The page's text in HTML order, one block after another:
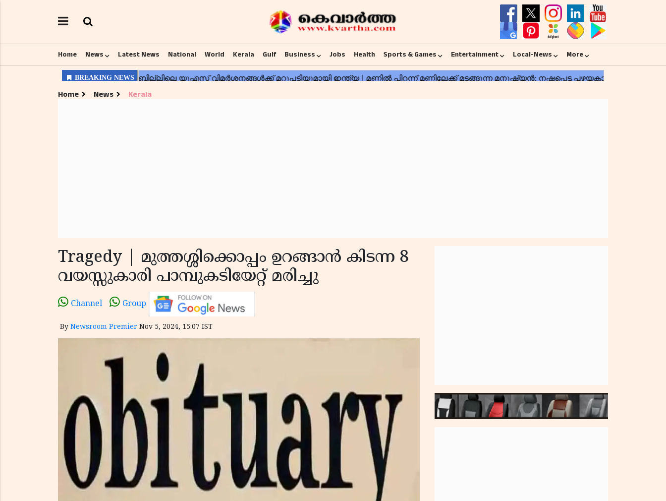
Home News Latest News National World Kerala Gulf Business Jobs Health Sports & Games Entertainment Local-News More
Home News Kerala
Tragedy | മുത്തശ്ശിക്കൊപ്പം ഉറങ്ങാന്‍ കിടന്ന 8
വയസ്സുകാരി പാമ്പുകടിയേറ്റ് മരിച്ചു
Channel Group
By Newsroom Premier Nov 5, 2024, 15:07 IST